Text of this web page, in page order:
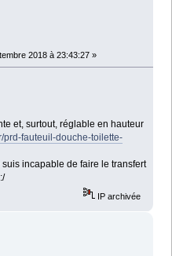
2018 à 23:43:27 »
et, surtout, réglable en hauteur
prd-fauteuil-douche-toilette-
incapable de faire le transfert
IP archivée